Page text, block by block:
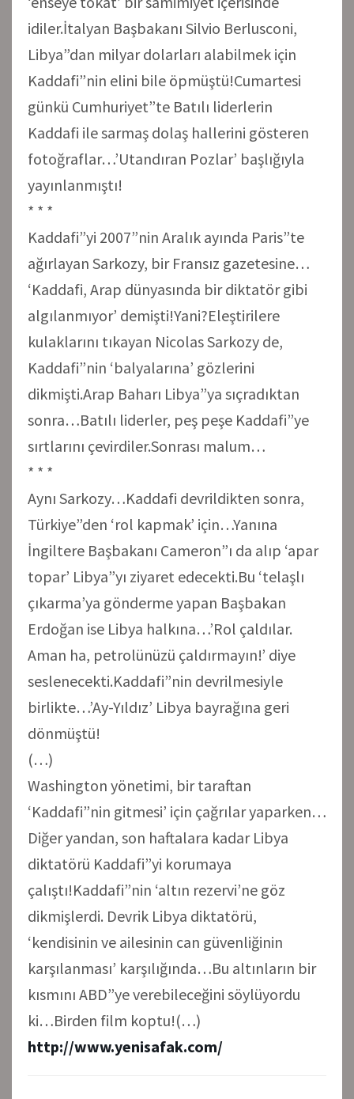
idiler.İtalyan Başbakanı Silvio Berlusconi,
Libya”dan milyar dolarları alabilmek için
Kaddafi”nin elini bile öpmüştü!Cumartesi
günkü Cumhuriyet”te Batılı liderlerin
Kaddafi ile sarmaş dolaş hallerini gösteren
fotoğraflar…’Utandıran Pozlar’ başlığıyla
yayınlanmıştı!
* * *
Kaddafi”yi 2007”nin Aralık ayında Paris”te
ağırlayan Sarkozy, bir Fransız gazetesine…
‘Kaddafi, Arap dünyasında bir diktatör gibi
algılanmıyor’ demişti!Yani?Eleştirilere
kulaklarını tıkayan Nicolas Sarkozy de,
Kaddafi”nin ‘balyalarına’ gözlerini
dikmişti.Arap Baharı Libya”ya sıçradıktan
sonra…Batılı liderler, peş peşe Kaddafi”ye
sırtlarını çevirdiler.Sonrası malum…
* * *
Aynı Sarkozy…Kaddafi devrildikten sonra,
Türkiye”den ‘rol kapmak’ için…Yanına
İngiltere Başbakanı Cameron”ı da alıp ‘apar
topar’ Libya”yı ziyaret edecekti.Bu ‘telaşlı
çıkarma’ya gönderme yapan Başbakan
Erdoğan ise Libya halkına…’Rol çaldılar.
Aman ha, petrolünüzü çaldırmayın!’ diye
seslenecekti.Kaddafi”nin devrilmesiyle
birlikte…’Ay-Yıldız’ Libya bayrağına geri
dönmüştü!
(…)
Washington yönetimi, bir taraftan
‘Kaddafi”nin gitmesi’ için çağrılar yaparken…
Diğer yandan, son haftalara kadar Libya
diktatörü Kaddafi”yi korumaya
çalıştı!Kaddafi”nin ‘altın rezervi’ne göz
dikmişlerdi. Devrik Libya diktatörü,
‘kendisinin ve ailesinin can güvenliğinin
karşılanması’ karşılığında…Bu altınların bir
kısmını ABD”ye verebileceğini söylüyordu
ki…Birden film koptu!(…)
http://www.yenisafak.com/